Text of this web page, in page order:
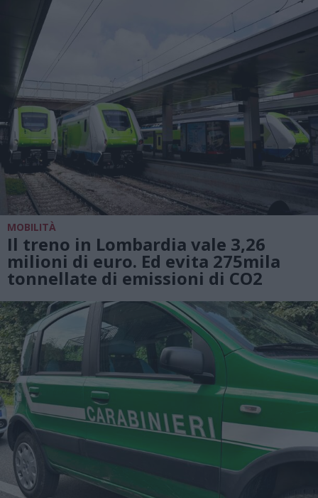
MOBILITÀ
Il treno in Lombardia vale 3,26
milioni di euro. Ed evita 275mila
tonnellate di emissioni di CO2